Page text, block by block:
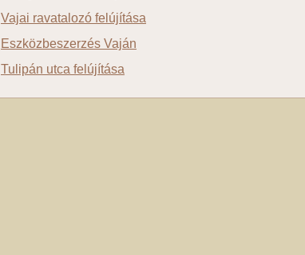
Vajai ravatalozó felújítása
Eszközbeszerzés Vaján
Tulipán utca felújítása